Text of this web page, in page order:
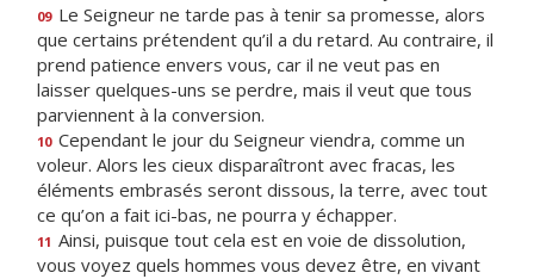
09 Le Seigneur ne tarde pas à tenir sa promesse, alors
que certains prétendent qu’il a du retard. Au contraire, il
prend patience envers vous, car il ne veut pas en
laisser quelques-uns se perdre, mais il veut que tous
parviennent à la conversion.
10 Cependant le jour du Seigneur viendra, comme un
voleur. Alors les cieux disparaîtront avec fracas, les
éléments embrasés seront dissous, la terre, avec tout
ce qu’on a fait ici-bas, ne pourra y échapper.
11 Ainsi, puisque tout cela est en voie de dissolution,
vous voyez quels hommes vous devez être, en vivant